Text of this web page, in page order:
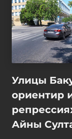
Улицы
ориентир
Айны